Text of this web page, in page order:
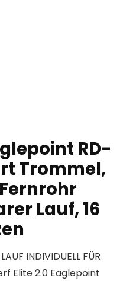
RD-
Trommel,
Lauf, 16
INDIVIDUELL FÜR
Elite 2.0 Eaglepoint